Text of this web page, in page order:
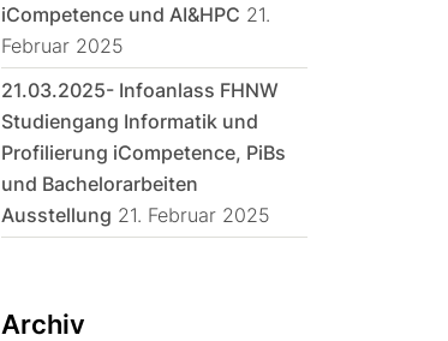
iCompetence und AI&HPC 21.
Februar 2025
21.03.2025- Infoanlass FHNW
Studiengang Informatik und
Profilierung iCompetence, PiBs
und Bachelorarbeiten
Ausstellung 21. Februar 2025
Archiv